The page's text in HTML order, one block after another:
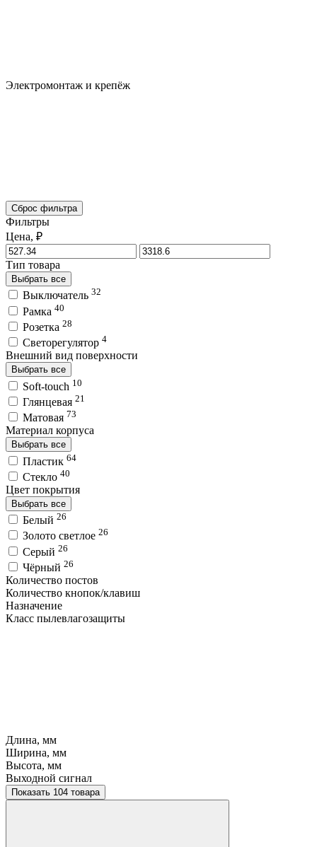
Электромонтаж и крепёж
Сброс фильтра
Фильтры
Цена, ₽
Тип товара
Выбрать все
Выключатель 32
Рамка 40
Розетка 28
Светорегулятор 4
Внешний вид поверхности
Выбрать все
Soft-touch 10
Глянцевая 21
Матовая 73
Материал корпуса
Выбрать все
Пластик 64
Стекло 40
Цвет покрытия
Выбрать все
Белый 26
Золото светлое 26
Серый 26
Чёрный 26
Количество постов
Количество кнопок/клавиш
Назначение
Класс пылевлагозащиты
Длина, мм
Ширина, мм
Высота, мм
Выходной сигнал
Показать 104 товара